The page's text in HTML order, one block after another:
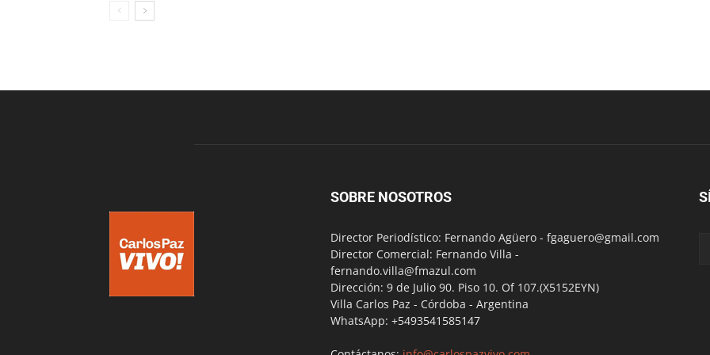
SOBRE NOSOTROS
Director Periodístico: Fernando Agüero - fgaguero@gmail.com
Director Comercial: Fernando Villa -
fernando.villa@fmazul.com
Dirección: 9 de Julio 90. Piso 10. Of 107.(X5152EYN)
Villa Carlos Paz - Córdoba - Argentina
WhatsApp: +5493541585147